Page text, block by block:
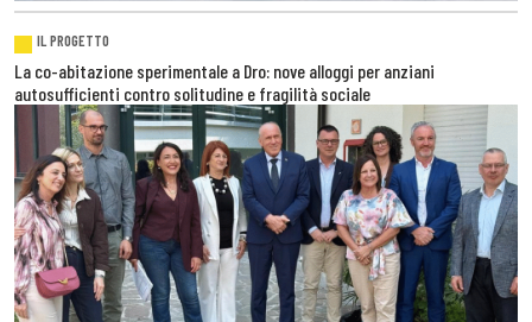
IL PROGETTO
La co-abitazione sperimentale a Dro: nove alloggi per anziani
autosufficienti contro solitudine e fragilità sociale